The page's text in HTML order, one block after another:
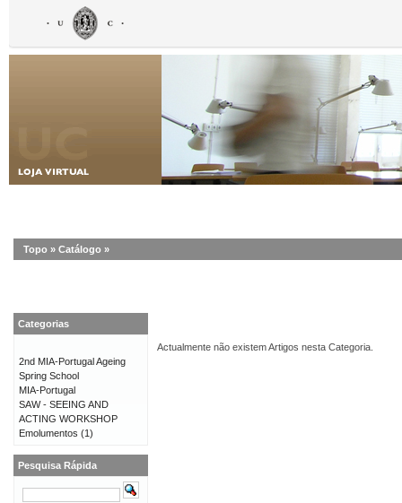
Topo » Catálogo »
Actualmente não existem Artigos nesta Categoria.
Categorias
2nd MIA-Portugal Ageing
Spring School
MIA-Portugal
SAW - SEEING AND
ACTING WORKSHOP
Emolumentos (1)
Pesquisa Rápida